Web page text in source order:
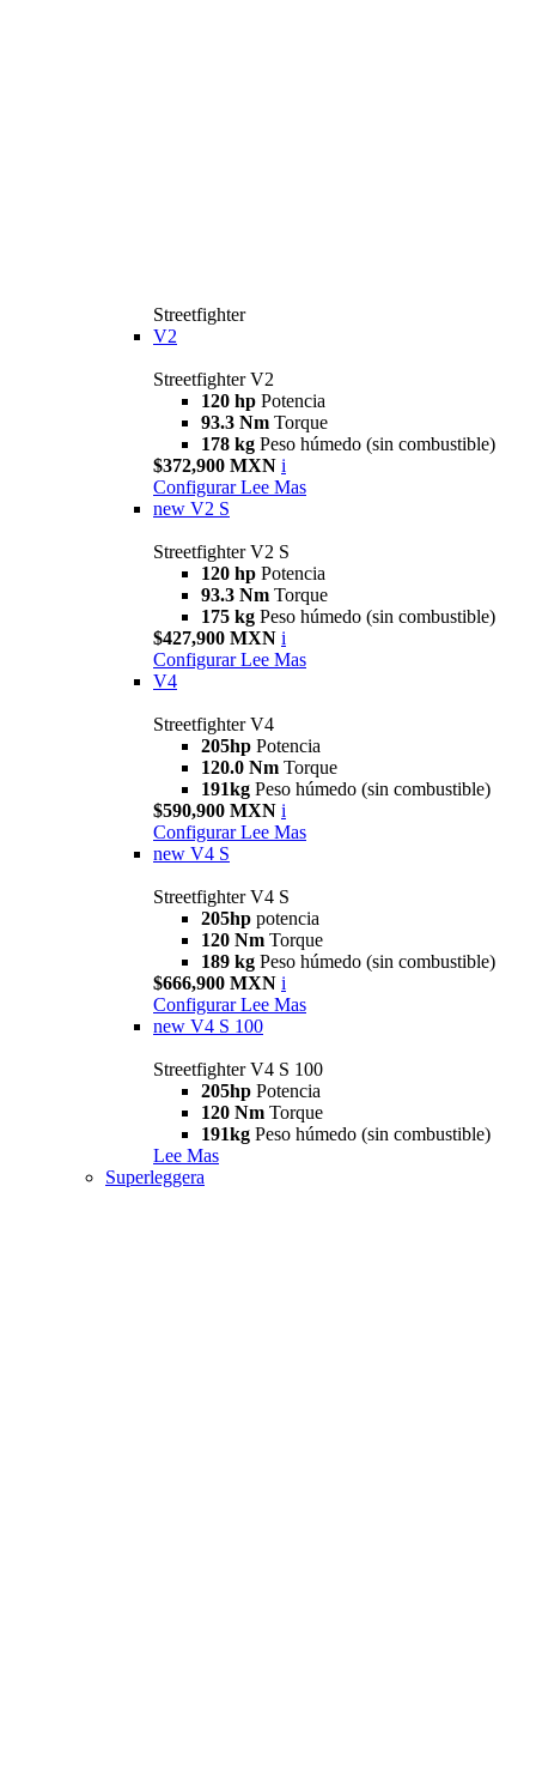
Streetfighter
V2
Streetfighter V2
120 hp Potencia
93.3 Nm Torque
178 kg Peso húmedo (sin combustible)
$372,900 MXN i
Configurar Lee Mas
new V2 S
Streetfighter V2 S
120 hp Potencia
93.3 Nm Torque
175 kg Peso húmedo (sin combustible)
$427,900 MXN i
Configurar Lee Mas
V4
Streetfighter V4
205hp Potencia
120.0 Nm Torque
191kg Peso húmedo (sin combustible)
$590,900 MXN i
Configurar Lee Mas
new V4 S
Streetfighter V4 S
205hp potencia
120 Nm Torque
189 kg Peso húmedo (sin combustible)
$666,900 MXN i
Configurar Lee Mas
new V4 S 100
Streetfighter V4 S 100
205hp Potencia
120 Nm Torque
191kg Peso húmedo (sin combustible)
Lee Mas
Superleggera